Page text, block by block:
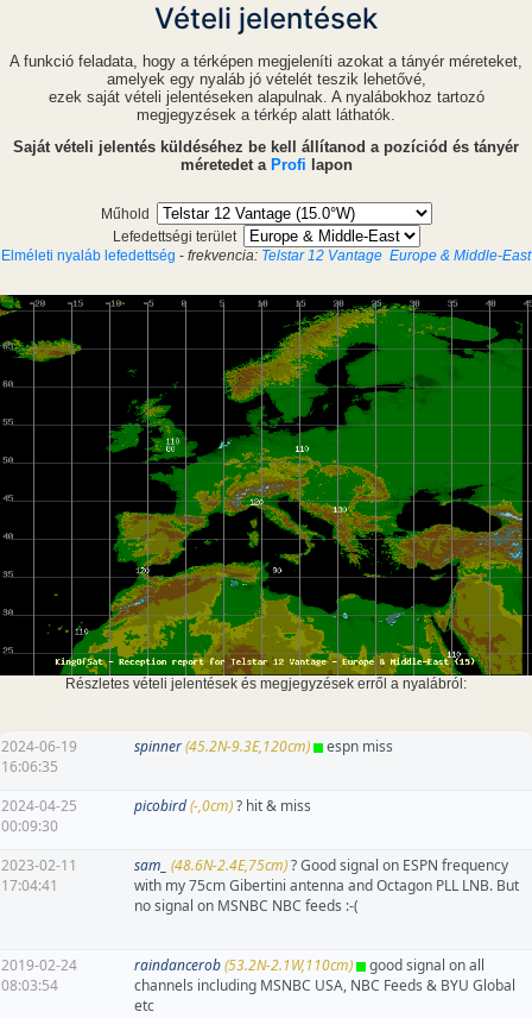
Vételi jelentések
A funkció feladata, hogy a térképen megjeleníti azokat a tányér méreteket,
amelyek egy nyaláb jó vételét teszik lehetővé,
ezek saját vételi jelentéseken alapulnak. A nyalábokhoz tartozó
megjegyzések a térkép alatt láthatók.
Saját vételi jelentés küldéséhez be kell állítanod a pozíciód és tányér
méretedet a Profi lapon
Műhold
Lefedettségi terület
Elméleti nyaláb lefedettség - frekvencia: Telstar 12 Vantage Europe & Middle-East
Részletes vételi jelentések és megjegyzések erről a nyalábról:
2024-06-19
16:06:35
spinner(45.2N-9.3E,120cm) espn miss
2024-04-25
00:09:30
picobird(-,0cm)? hit & miss
2023-02-11
17:04:41
sam_ (48.6N-2.4E,75cm)? Good signal on ESPN frequency
with my 75cm Gibertini antenna and Octagon PLL LNB. But
no signal on MSNBC NBC feeds :-(
2019-02-24
08:03:54
raindancerob(53.2N-2.1W,110cm)
good signal on all
channels including MSNBC USA, NBC Feeds & BYU Global
etc